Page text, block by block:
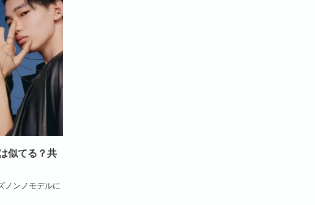
似てる？共
ノンノモデルに